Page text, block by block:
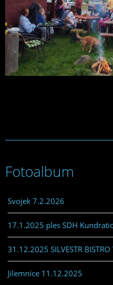
Fotoalbum
Svojek 7.2.2026
17.1.2025 ples SDH
31.12.2025 SILVESTR BISTRO
Jilemnice 11.12.2025